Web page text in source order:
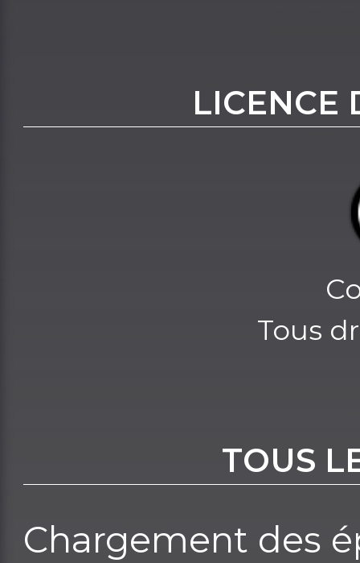
LICENCE
Tous
TOUS
Chargement des